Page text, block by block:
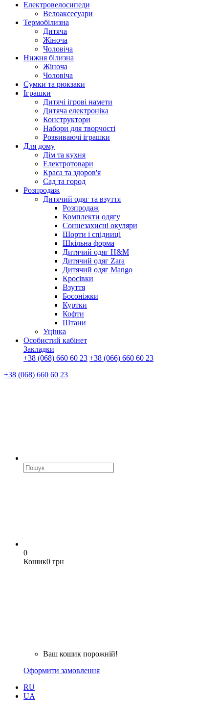
Електровелосипеди
Велоаксесуари
Термобілизна
Дитяча
Жіноча
Чоловіча
Нижня білизна
Жіноча
Чоловіча
Сумки та рюкзаки
Іграшки
Дитячі ігрові намети
Дитяча електроніка
Конструктори
Набори для творчості
Розвиваючі іграшки
Для дому
Дім та кухня
Електротовари
Краса та здоров'я
Сад та город
Розпродаж
Дитячий одяг та взуття
Розпродаж
Комплекти одягу
Сонцезахисні окуляри
Шорти і спідниці
Шкільна форма
Дитячий одяг H&M
Дитячий одяг Zara
Дитячий одяг Mango
Кросівки
Взуття
Босоніжки
Куртки
Кофти
Штани
Уцінка
Особистий кабінет
Закладки
+38 (068) 660 60 23 +38 (066) 660 60 23
+38 (068) 660 60 23
0
Кошик0 грн
Ваш кошик порожній!
Оформити замовлення
RU
UA